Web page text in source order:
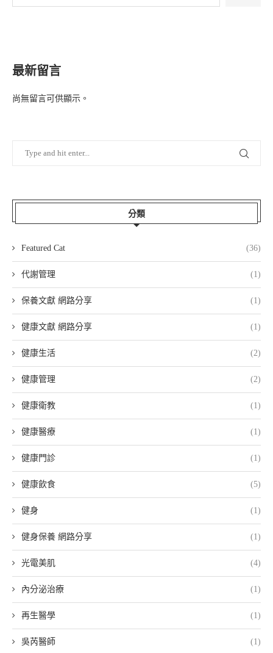
最新留言
尚無留言可供顯示。
分類
Featured Cat (36)
代謝管理 (1)
保養文獻 網路分享 (1)
健康文獻 網路分享 (1)
健康生活 (2)
健康管理 (2)
健康衛教 (1)
健康醫療 (1)
健康門診 (1)
健康飲食 (5)
健身 (1)
健身保養 網路分享 (1)
光電美肌 (4)
內分泌治療 (1)
再生醫學 (1)
吳芮醫師 (1)